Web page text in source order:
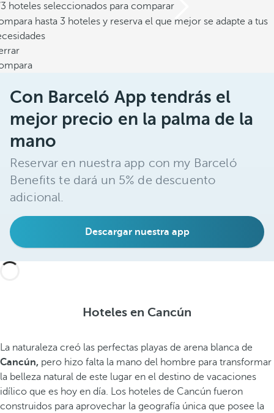
hoteles seleccionados para comparar
hasta 3 hoteles y reserva el que mejor se adapte a tus
Con Barceló App tendrás el
mejor precio en la palma de la
mano
Reservar en nuestra app con my Barceló
Benefits te dará un 5% de descuento
adicional.
Descargar nuestra app
Hoteles en Cancún
La naturaleza creó las perfectas playas de arena blanca de
Cancún, pero hizo falta la mano del hombre para transformar
la belleza natural de este lugar en el destino de vacaciones
idílico que es hoy en día. Los hoteles de Cancún fueron
construidos para aprovechar la geografía única que posee la